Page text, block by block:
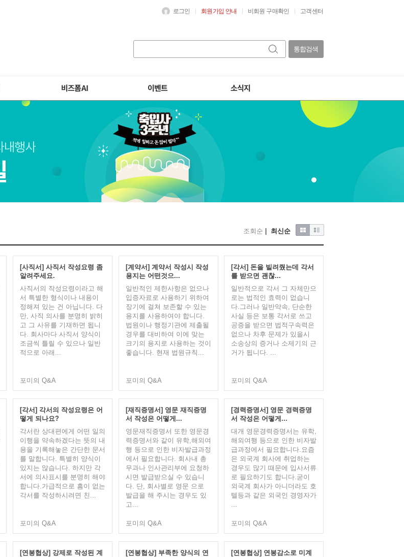
로그인 회원가입 안내 비회원 구매확인 고객센터
통합검색
비즈폼 AI 이벤트 소식지
조회순 최신순
[사직서] 사직서 작성요령 좀
알려주세요.
사직서의 작성요령이라고 해
서 특별한 형식이나 내용이
정해져 있는 건 아닙니다. ​다
만, 사직 의사를 분명히 밝히
고 그 사유를 기재하면 됩니
다. 회사마다 사직서 양식이
조금씩 틀릴 수 있으나 일반
적으로 아래...
포미의 Q&A
[계약서] 계약서 작성시 작성
용지는 어떤것으...
일반적인 제한사항은 없으나
입증자료로 사용하기 위하여
장기에 걸쳐 보존할 수 있는
용지를 사용하여야 합니다.
법원이나 행정기관에 제출될
경우를 대비하여 이에 맞는
크기의 용지로 사용하는 것이
좋습니다. 현재 법원규칙...
포미의 Q&A
[각서] 돈을 빌려줬는데 각서
를 받으면 괜찮...
일반적으로 각서 그 자체만으
로는 법적인 효력이 없습니
다.그러나 일반약속, 단순한
사실 등은 보통 각서로 쓰고
공증을 받으면 법적구속력은
없으나 차후 문제가 있을시
소송상의 증거나 소제기의 근
거가 됩니다. ​...
포미의 Q&A
[각서] 각서의 작성요령은 어
떻게 되나요?
각서란 상대편에게 어떤 일의
이행을 약속하겠다는 뜻의 내
용을 기록해놓은 간단한 문서
를 말합니다. 특별히 양식이
있지는 않습니다. 하지만 각
서에 의사표시를 분명히 해야
합니다.가급적으로 흠이 없는
각서를 작성하시려면 친...
포미의 Q&A
[재직증명서] 영문 재직증명
서 작성은 어떻게...
영문재직증명서 또한 영문경
력증명서와 같이 유학,해외여
행 등으로 인한 비자발급과정
에서 필요합니다. 회사내 총
무과나 인사관리부에 요청하
시면 발급받으실 수 있습니
다. 단, 회사별로 영문 으로
발급을 해 주시는 경우도 있
고...
포미의 Q&A
[경력증명서] 영문 경력증명
서 작성은 어떻게...
대개 영문경력증명서는 유학,
해외여행 등으로 인한 비자발
급과정에서 필요합니다.요즘
은 외국계 회사에 취업하는
경우도 많기 때문에 입사서류
로 필요하기도 합니다.굳이
외국계 회사가 아니더라도 호
텔등과 같은 외국인 경영자가
...
포미의 Q&A
[연봉협상] 강제로 작성된 계
[연봉협상] 부족한 양식의 연
[연봉협상] 연봉감소로 미계